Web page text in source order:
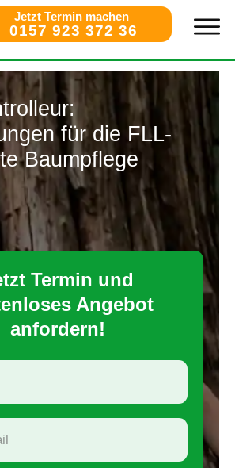
Jetzt Termin machen
0157 923 372 36
für die FLL-
Baumpflege
Termin und
Angebot
anfordern!